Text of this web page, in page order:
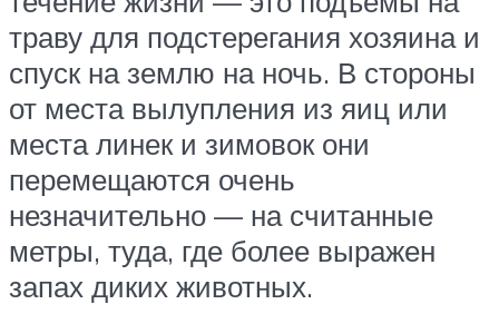
траву для подстерегания хозяина и
спуск на землю на ночь. В стороны
от места вылупления из яиц или
места линек и зимовок они
перемещаются очень
незначительно — на считанные
метры, туда, где более выражен
запах диких животных.